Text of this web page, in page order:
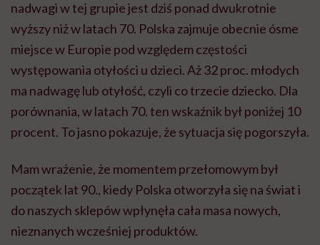
nadwagi w tej grupie jest dziś ponad dwukrotnie
wyższy niż w latach 70. Polska zajmuje obecnie ósme
miejsce w Europie pod względem częstości
występowania otyłości u dzieci. Aż 32 proc. młodych
ma nadwagę lub otyłość, czyli co trzecie dziecko. Dla
porównania, w latach 70. ten wskaźnik był poniżej 10
procent. To jasno pokazuje, że sytuacja się pogorszyła.
Mam wrażenie, że momentem przełomowym był
początek lat 90., kiedy Polska otworzyła się na świat i
do naszych sklepów wpłynęła cała masa nowych,
nieznanych wcześniej produktów.